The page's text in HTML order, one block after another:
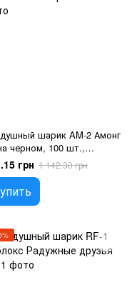
шарик AM-2 Амонг
черном, 100 шт.,
Черный, Амонг ас
грн 1 142.30 грн